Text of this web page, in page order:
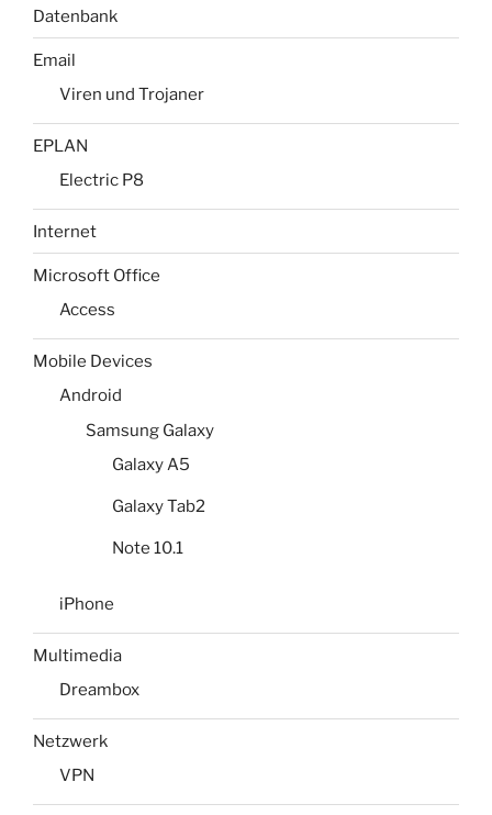
Datenbank
Email
Viren und Trojaner
EPLAN
Electric P8
Internet
Microsoft Office
Access
Mobile Devices
Android
Samsung Galaxy
Galaxy A5
Galaxy Tab2
Note 10.1
iPhone
Multimedia
Dreambox
Netzwerk
VPN